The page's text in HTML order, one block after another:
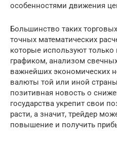
особенностями движения
Большинство таких
точных математических
которые используют
графиком, анализом
важнейших экономических
валюты той или иной
позитивная новость о
государства укрепит свои
расти, а значит, трейдер
повышение и получить